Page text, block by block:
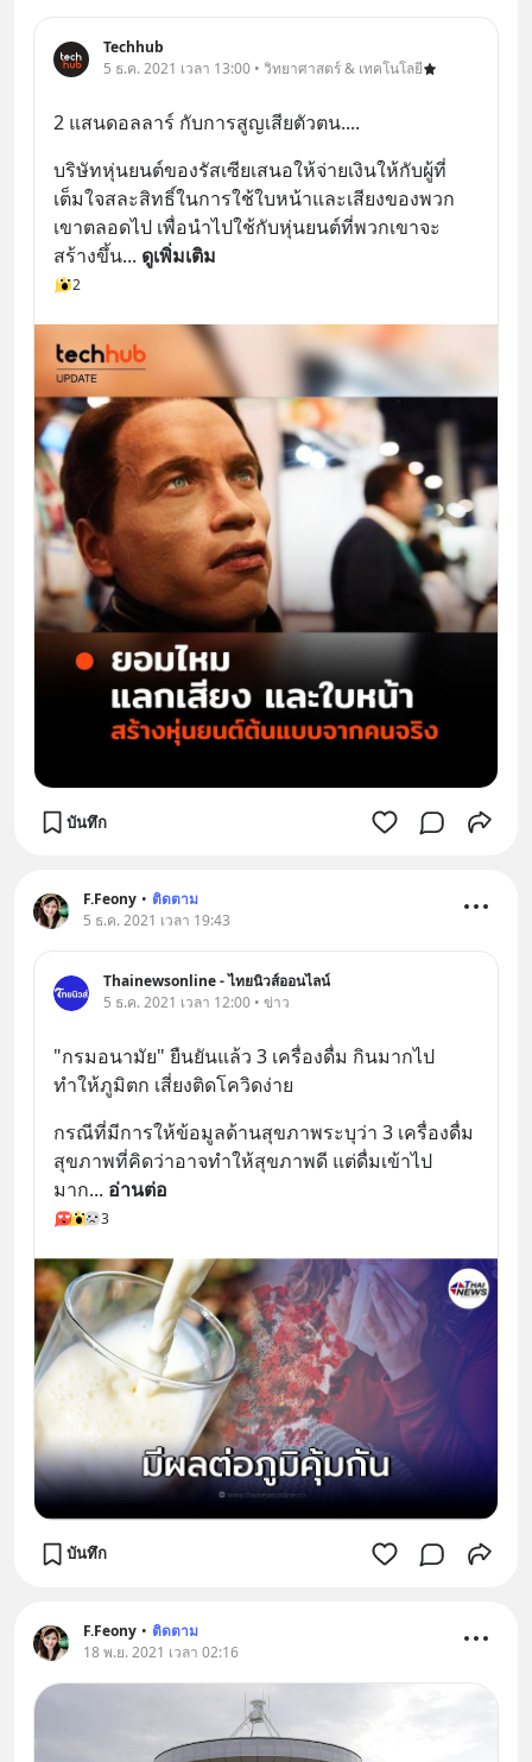
Techhub
5 ธ.ค. 2021 เวลา 13:00 • วิทยาศาสตร์ & เทคโนโลยี
2 แสนดอลลาร์ กับการสูญเสียตัวตน....
บริษัทหุ่นยนต์ของรัสเซียเสนอให้จ่ายเงินให้กับผู้ที่
เต็มใจสละสิทธิ์ในการใช้ใบหน้าและเสียงของพวก
เขาตลอดไป เพื่อนำไปใช้กับหุ่นยนต์ที่พวกเขาจะ
สร้างขึ้น... ดูเพิ่มเติม
2
บันทึก
F.Feony • ติดตาม
5 ธ.ค. 2021 เวลา 19:43
Thainewsonline - ไทยนิวส์ออนไลน์
5 ธ.ค. 2021 เวลา 12:00 • ข่าว
"กรมอนามัย" ยืนยันแล้ว 3 เครื่องดื่ม กินมากไป
ทำให้ภูมิตก เสี่ยงติดโควิดง่าย
กรณีที่มีการให้ข้อมูลด้านสุขภาพระบุว่า 3 เครื่องดื่ม
สุขภาพที่คิดว่าอาจทำให้สุขภาพดี แต่ดื่มเข้าไป
มาก... อ่านต่อ
3
บันทึก
F.Feony • ติดตาม
18 พ.ย. 2021 เวลา 02:16